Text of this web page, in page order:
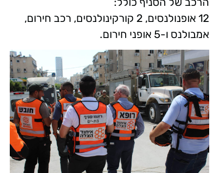
12 אופנולנסים, 2 קורקינולנסים, רכב חירום,
אמבולנס ו-5 אופני חירום.